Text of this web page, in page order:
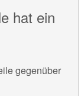
hat ein
gegenüber